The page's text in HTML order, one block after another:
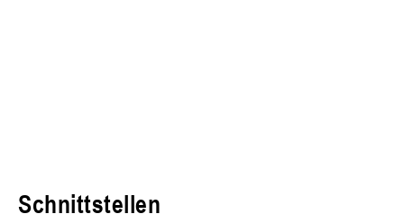
Schnittstellen